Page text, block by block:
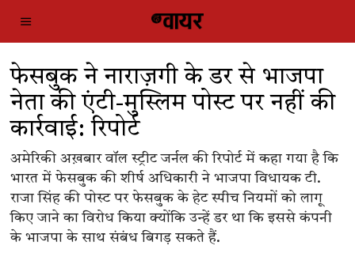
फेसबुक ने नाराज़गी के डर से भाजपा
नेता की एंटी-मुस्लिम पोस्ट पर नहीं की
कार्रवाई: रिपोर्ट
अमेरिकी अख़बार वॉल स्ट्रीट जर्नल की रिपोर्ट में कहा गया है कि
भारत में फेसबुक की शीर्ष अधिकारी ने भाजपा विधायक टी.
राजा सिंह की पोस्ट पर फेसबुक के हेट स्पीच नियमों को लागू
किए जाने का विरोध किया क्योंकि उन्हें डर था कि इससे कंपनी
के भाजपा के साथ संबंध बिगड़ सकते हैं.